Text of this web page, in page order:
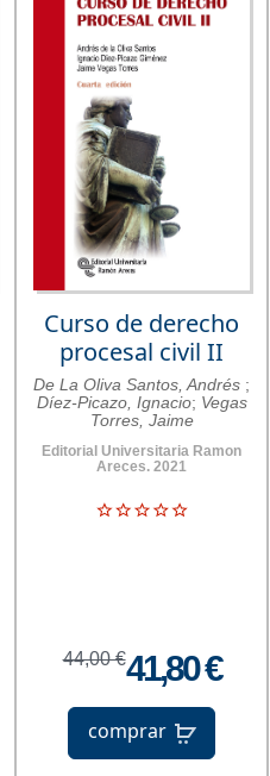
Curso de derecho
procesal civil II
De La Oliva Santos, Andrés ;
Díez-Picazo, Ignacio; Vegas
Torres, Jaime
Editorial Universitaria Ramon
Areces. 2021
44,00 €41,80 €
comprar